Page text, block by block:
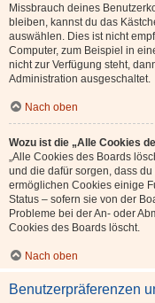
Missbrauch deines
bleiben, kannst du das
auswählen. Dies ist nicht
Computer, zum Beispiel in
nicht zur Verfügung steht,
Administration ausgeschaltet.
Nach oben
Wozu ist die „Alle Cookies
„Alle Cookies des Boards
und die dafür sorgen, dass
ermöglichen Cookies einige
Status – sofern sie von der
Probleme bei der An- oder
Cookies des Boards löscht.
Nach oben
Benutzerpräferenzen